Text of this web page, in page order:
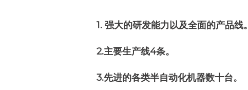
1. 强大的研发能力以及全面的产品线。
2.主要生产线4条。
3.先进的各类半自动化机器数十台。